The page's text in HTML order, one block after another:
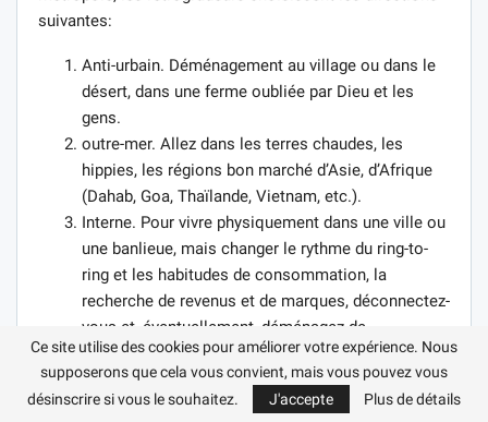
suivantes:
Anti-urbain. Déménagement au village ou dans le
désert, dans une ferme oubliée par Dieu et les
gens.
outre-mer. Allez dans les terres chaudes, les
hippies, les régions bon marché d’Asie, d’Afrique
(Dahab, Goa, Thaïlande, Vietnam, etc.).
Interne. Pour vivre physiquement dans une ville ou
une banlieue, mais changer le rythme du ring-to-
ring et les habitudes de consommation, la
recherche de revenus et de marques, déconnectez-
vous et, éventuellement, déménagez de
l’appartement vers le secteur privé. Sans quitter la
ville, une personne commence à vivre à son
rythme, en observant les principes du rétrogradage
Ce site utilise des cookies pour améliorer votre expérience. Nous
supposerons que cela vous convient, mais vous pouvez vous
désinscrire si vous le souhaitez.
J'accepte Plus de détails